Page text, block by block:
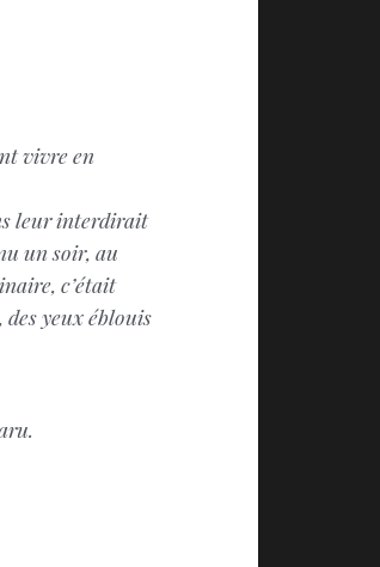
vivre en
leur interdirait
un soir, au
c’était
yeux éblouis